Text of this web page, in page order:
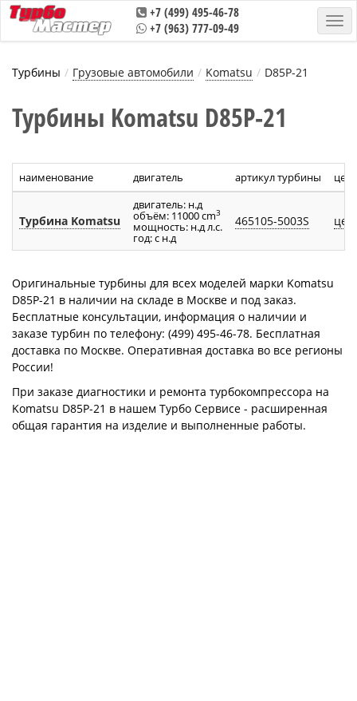
+7 (499) 495-46-78
+7 (963) 777-09-49
Турбины Грузовые автомобили Komatsu D85P-21
Турбины Komatsu D85P-21
наименование двигатель артикул турбины цена
Турбина Komatsu
двигатель: н.д
объём: 11000 cm3
мощность: н.д л.с.
год: с н.д
465105-5003S
Оригинальные турбины для всех моделей марки Komatsu
D85P-21 в наличии на складе в Москве и под заказ.
Бесплатные консультации, информация о наличии и
заказе турбин по телефону: (499) 495-46-78. Бесплатная
доставка по Москве. Оперативная доставка во все регионы
России!
При заказе диагностики и ремонта турбокомпрессора на
Komatsu D85P-21 в нашем Турбо Сервисе - расширенная
общая гарантия на изделие и выполненные работы.